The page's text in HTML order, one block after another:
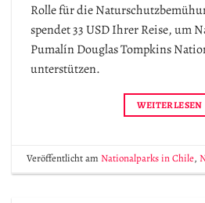
Rolle für die
spendet 33 USD Ihrer Reise, um
Pumalín Douglas Tompkins
unterstützen.
WEITERLESEN
Veröffentlicht amNationalparks in Chile,